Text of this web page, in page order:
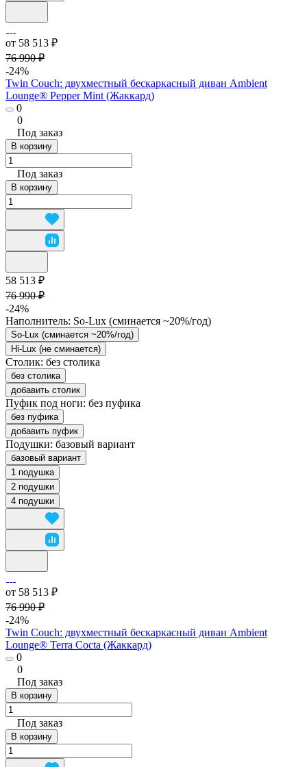
от 58 513 ₽
76 990 ₽
-24%
Twin Couch: двухместный бескаркасный диван Ambient
Lounge® Pepper Mint (Жаккард)
0
0
Под заказ
В корзину
Под заказ
В корзину
58 513 ₽
76 990 ₽
-24%
Наполнитель: So-Lux (cминается ~20%/год)
So-Lux (cминается ~20%/год)
Hi-Lux (не сминается)
Столик: без столика
без столика
добавить столик
Пуфик под ноги: без пуфика
без пуфика
добавить пуфик
Подушки: базовый вариант
базовый вариант
1 подушка
2 подушки
4 подушки
от 58 513 ₽
76 990 ₽
-24%
Twin Couch: двухместный бескаркасный диван Ambient
Lounge® Terra Cocta (Жаккард)
0
0
Под заказ
В корзину
Под заказ
В корзину